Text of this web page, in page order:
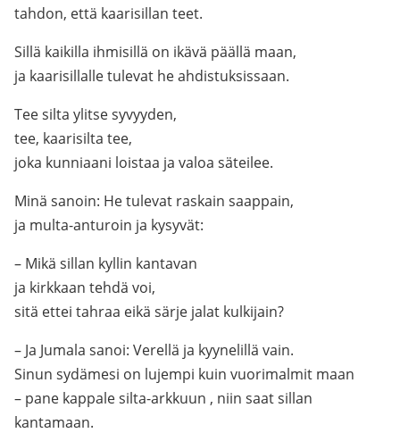
tahdon, että kaarisillan teet.
Sillä kaikilla ihmisillä on ikävä päällä maan,
ja kaarisillalle tulevat he ahdistuksissaan.
Tee silta ylitse syvyyden,
tee, kaarisilta tee,
joka kunniaani loistaa ja valoa säteilee.
Minä sanoin: He tulevat raskain saappain,
ja multa-anturoin ja kysyvät:
– Mikä sillan kyllin kantavan
ja kirkkaan tehdä voi,
sitä ettei tahraa eikä särje jalat kulkijain?
– Ja Jumala sanoi: Verellä ja kyynelillä vain.
Sinun sydämesi on lujempi kuin vuorimalmit maan
– pane kappale silta-arkkuun , niin saat sillan
kantamaan.